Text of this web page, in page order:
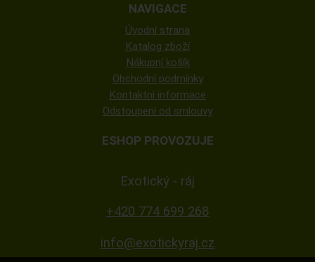
NAVIGACE
Úvodní strana
Katalog zboží
Nákupní košík
Obchodní podmínky
Kontaktní informace
Odstoupení od smlouvy
ESHOP PROVOZUJE
Exotický - ráj
+420 774 699 268
info@exotickyraj.cz